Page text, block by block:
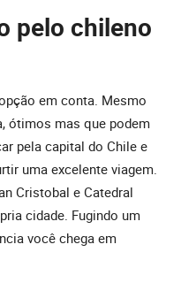
pelo chileno
em conta. Mesmo
ótimos mas que podem
pela capital do Chile e
uma excelente viagem.
Cristobal e Catedral
cidade. Fugindo um
você chega em